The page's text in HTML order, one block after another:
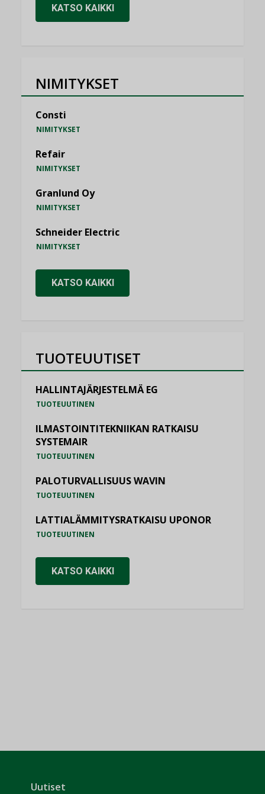
KATSO KAIKKI
NIMITYKSET
Consti
NIMITYKSET
Refair
NIMITYKSET
Granlund Oy
NIMITYKSET
Schneider Electric
NIMITYKSET
KATSO KAIKKI
TUOTEUUTISET
HALLINTAJÄRJESTELMÄ EG
TUOTEUUTINEN
ILMASTOINTITEKNIIKAN RATKAISU
SYSTEMAIR
TUOTEUUTINEN
PALOTURVALLISUUS WAVIN
TUOTEUUTINEN
LATTIALÄMMITYSRATKAISU UPONOR
TUOTEUUTINEN
KATSO KAIKKI
Uutiset